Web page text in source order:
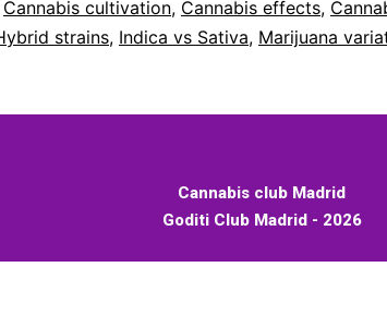
Cannabis cultivation, Cannabis effects,
strains, Indica vs Sativa, Marijuana
Cannabis club Madrid
Goditi Club Madrid - 2026